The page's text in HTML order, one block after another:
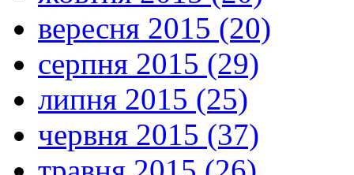
вересня 2015 (20)
серпня 2015 (29)
липня 2015 (25)
червня 2015 (37)